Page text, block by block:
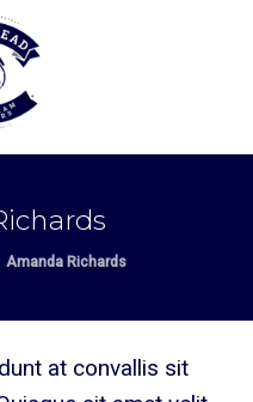
Amanda Richards
at convallis sit